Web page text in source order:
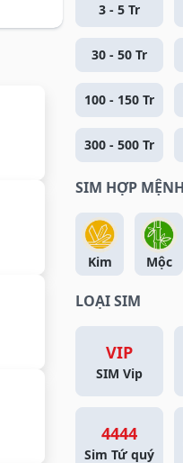
3 - 5 Tr
30 - 50 Tr
100 - 150 Tr
300 - 500 Tr
SIM HỢP MỆNH
Kim Mộc
LOẠI SIM
VIP
SIM Vip
4444
Sim Tứ quý